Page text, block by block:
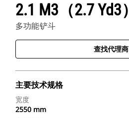
2.1 M3（2.7 Yd3）
多功能铲斗
查找代理商
主要技术规格
宽度
2550 mm